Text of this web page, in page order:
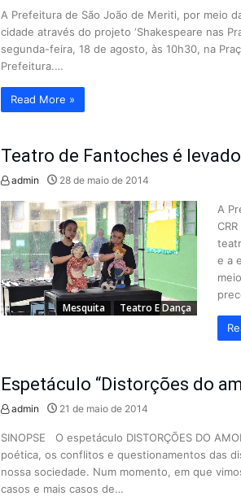
A Prefeitura de São João de Meriti, por meio
cidade através do projeto ‘Shakespeare nas
segunda-feira, 18 de agosto, às 10h30, na
Prefeitura.…
Read More »
Teatro de Fantoches é
admin 28 de maio de 2014
Mesquita Teatro E Dança
A
e a
Espetáculo “Distorções do
admin 21 de maio de 2014
SINOPSE O espetáculo DISTORÇÕES DO
poética, os conflitos e questionamentos das
nossa sociedade. Num momento, em que
casos e mais casos de…